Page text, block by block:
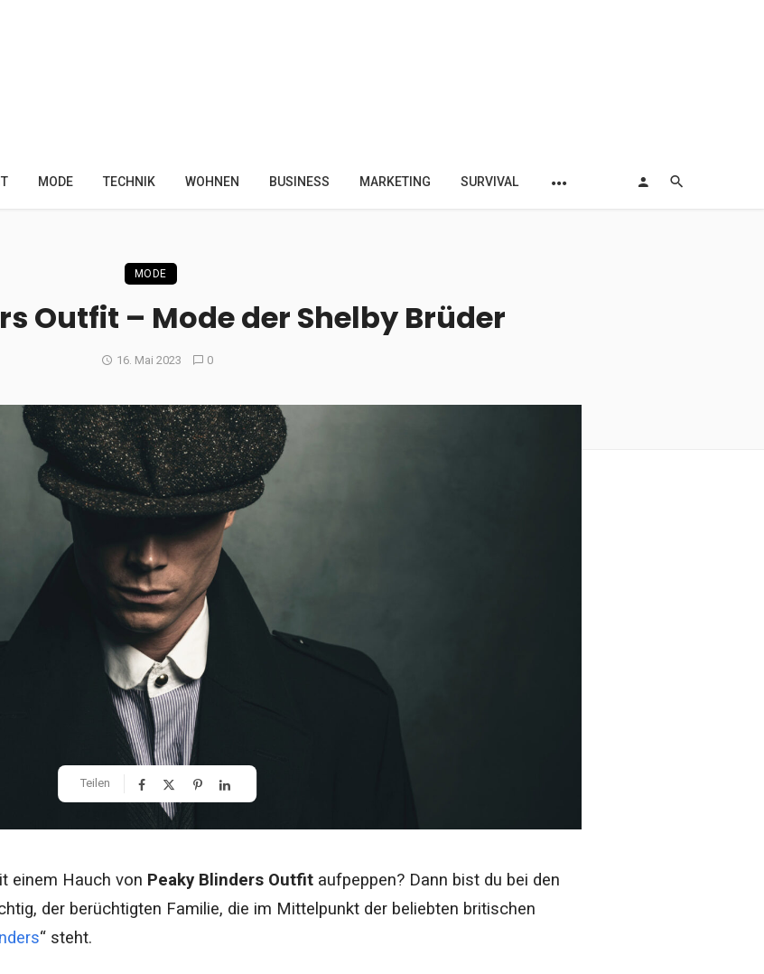
MODE TECHNIK WOHNEN BUSINESS MARKETING SURVIVAL
MODE
Outfit – Mode der Shelby Brüder
16. Mai 2023 0
Teilen
einem Hauch von Peaky Blinders Outfit aufpeppen? Dann bist du bei den
der berüchtigten Familie, die im Mittelpunkt der beliebten britischen
“ steht.